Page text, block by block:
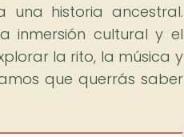
una historia ancestral.
inmersión cultural y el
la rito, la música y
que querrás saber